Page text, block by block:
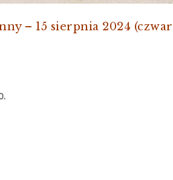
– 15 sierpnia 2024